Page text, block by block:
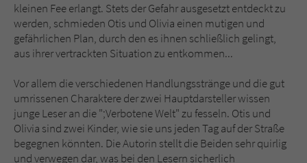
kleinen Fee erlangt. Stets der Gefahr ausgesetzt entdeckt zu
werden, schmieden Otis und Olivia einen mutigen und
gefährlichen Plan, durch den es ihnen schließlich gelingt,
aus ihrer vertrackten Situation zu entkommen...
Vor allem die verschiedenen Handlungsstränge und die gut
umrissenen Charaktere der zwei Hauptdarsteller wissen
junge Leser an die ";Verbotene Welt" zu fesseln. Otis und
Olivia sind zwei Kinder, wie sie uns jeden Tag auf der Straße
begegnen könnten. Die Autorin stellt die Beiden sehr quirlig
und verwegen dar, was bei den Lesern sicherlich